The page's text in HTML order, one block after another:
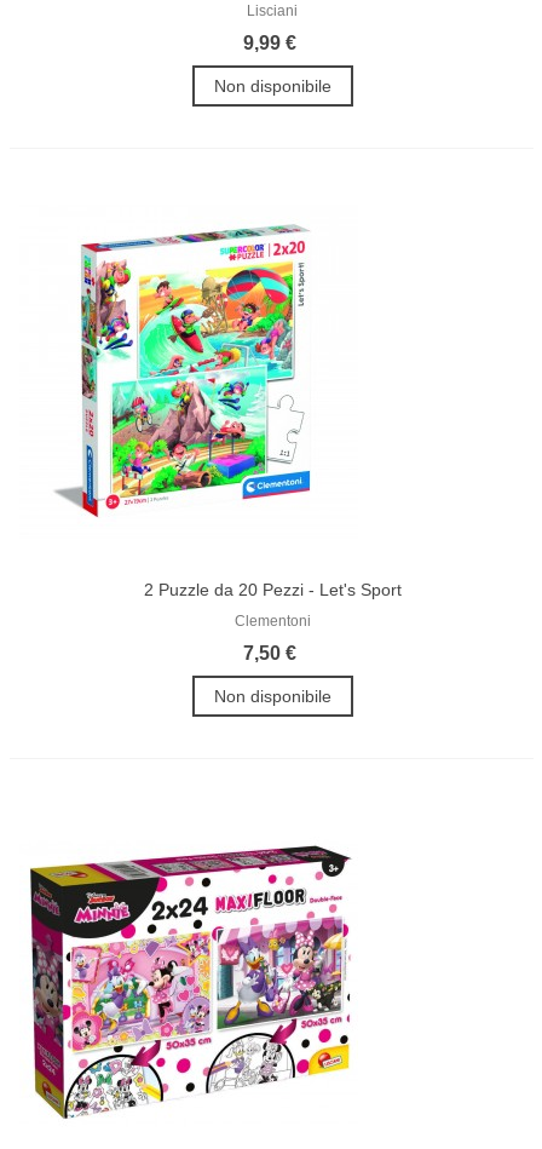
Lisciani
9,99 €
Non disponibile
2 Puzzle da 20 Pezzi - Let's Sport
Clementoni
7,50 €
Non disponibile